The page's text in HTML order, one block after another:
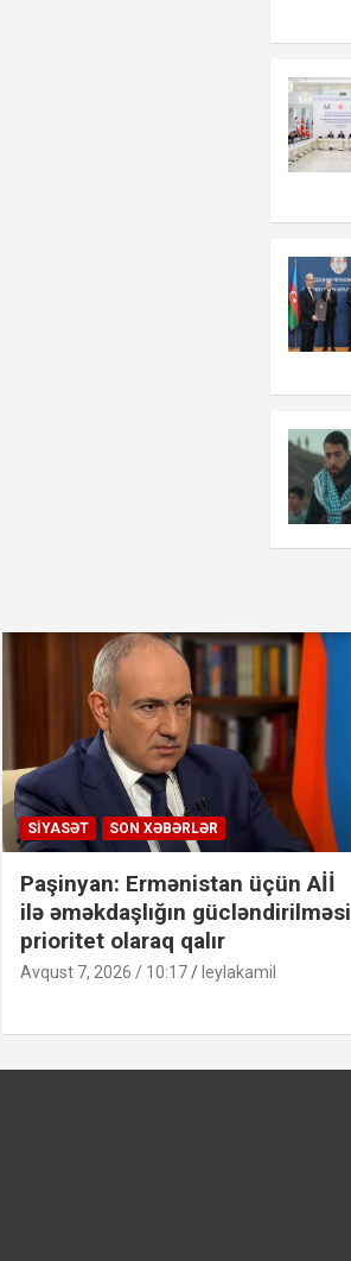
SIYASƏT SON XƏBƏRLƏR
Paşinyan: Ermənistan üçün Aİİ
ilə əməkdaşlığın gücləndirilməsi
prioritet olaraq qalır
Avqust 7, 2026 / 10:17 leylakamil